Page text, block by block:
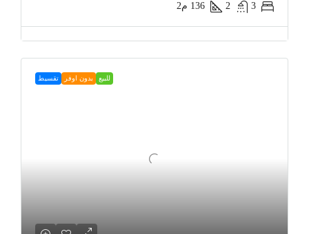
3
2
136 م2
للبيع بدون اوفر تقسيط